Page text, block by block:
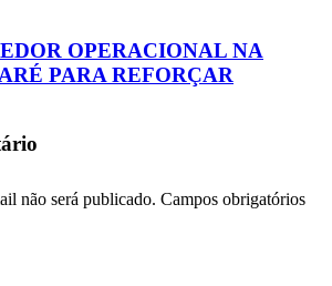
OPERACIONAL NA
PARA REFORÇAR
não será publicado. Campos obrigatórios